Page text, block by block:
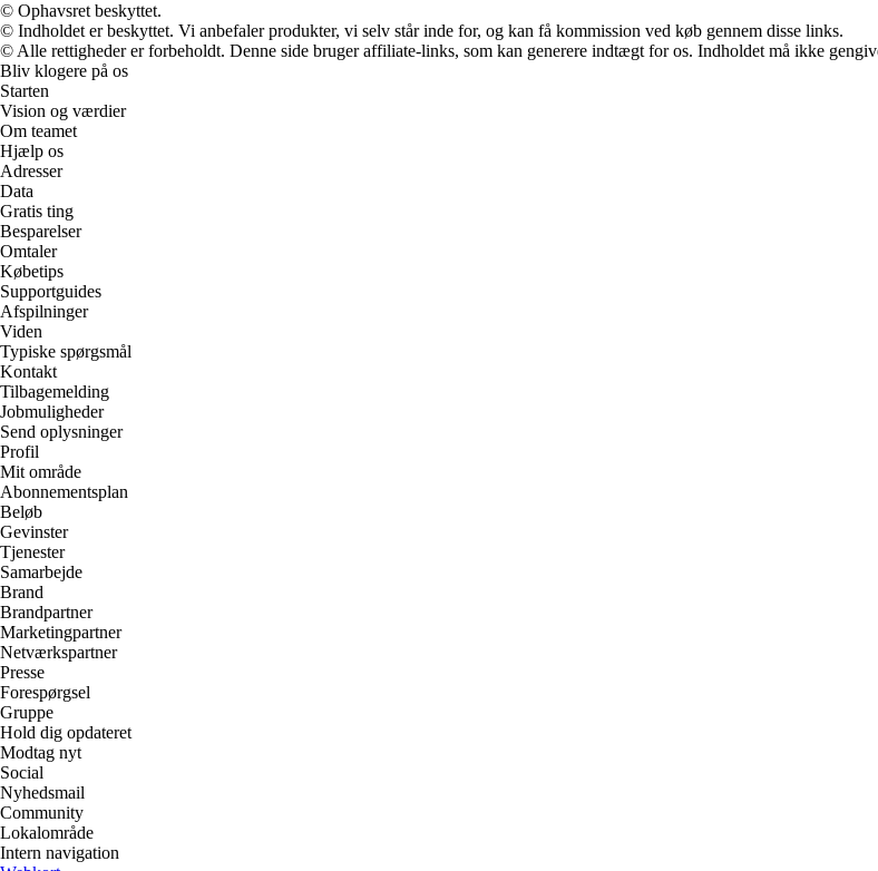
© Ophavsret beskyttet.
© Indholdet er beskyttet. Vi anbefaler produkter, vi selv står inde for, og kan få kommission ved køb gennem disse links.
© Alle rettigheder er forbeholdt. Denne side bruger affiliate-links, som kan generere indtægt for os. Indholdet må ikke
Bliv klogere på os
Starten
Vision og værdier
Om teamet
Hjælp os
Adresser
Data
Gratis ting
Besparelser
Omtaler
Købetips
Supportguides
Afspilninger
Viden
Typiske spørgsmål
Kontakt
Tilbagemelding
Jobmuligheder
Send oplysninger
Profil
Mit område
Abonnementsplan
Beløb
Gevinster
Tjenester
Samarbejde
Brand
Brandpartner
Marketingpartner
Netværkspartner
Presse
Forespørgsel
Gruppe
Hold dig opdateret
Modtag nyt
Social
Nyhedsmail
Community
Lokalområde
Intern navigation